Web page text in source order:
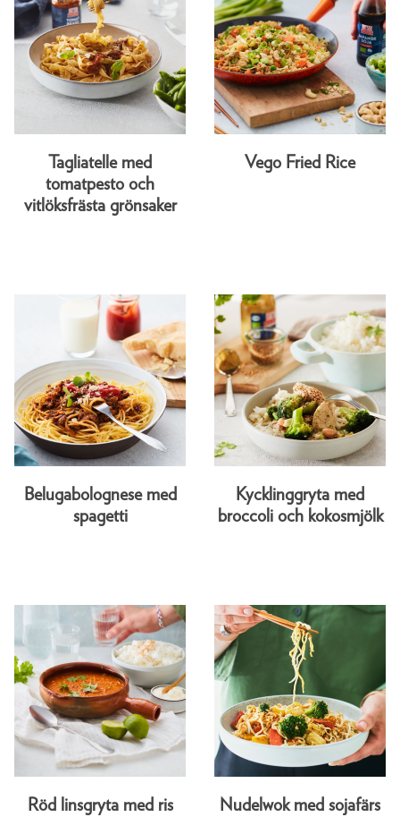
Tagliatelle med
tomatpesto och
vitlöksfrästa grönsaker
Vego Fried Rice
Belugabolognese med
spagetti
Kycklinggryta med
broccoli och kokosmjölk
Röd linsgryta med ris
Nudelwok med sojafärs